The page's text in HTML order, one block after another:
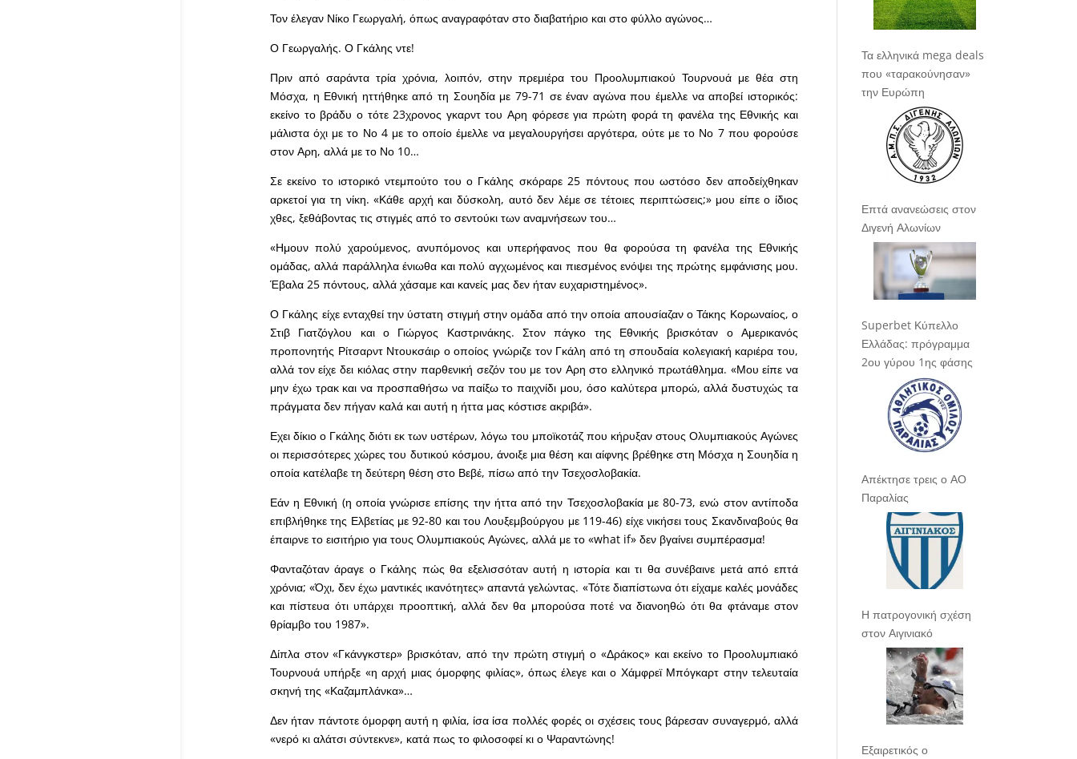
Τον έλεγαν Νίκο Γεωργαλή, όπως αναγραφόταν στο διαβατήριο και στο φύλλο αγώνος…
Ο Γεωργαλής. Ο Γκάλης ντε!
Πριν από σαράντα τρία χρόνια, λοιπόν, στην πρεμιέρα του Προολυμπιακού Τουρνουά με θέα στη
Μόσχα, η Εθνική ηττήθηκε από τη Σουηδία με 79-71 σε έναν αγώνα που έμελλε να αποβεί ιστορικός:
εκείνο το βράδυ ο τότε 23χρονος γκαρντ του Αρη φόρεσε για πρώτη φορά τη φανέλα της Εθνικής και
μάλιστα όχι με το Νο 4 με το οποίο έμελλε να μεγαλουργήσει αργότερα, ούτε με το Νο 7 που φορούσε
στον Αρη, αλλά με το Νο 10…
Σε εκείνο το ιστορικό ντεμπούτο του ο Γκάλης σκόραρε 25 πόντους που ωστόσο δεν αποδείχθηκαν
αρκετοί για τη νίκη. «Κάθε αρχή και δύσκολη, αυτό δεν λέμε σε τέτοιες περιπτώσεις;» μου είπε ο ίδιος
χθες, ξεθάβοντας τις στιγμές από το σεντούκι των αναμνήσεων του…
«Ημουν πολύ χαρούμενος, ανυπόμονος και υπερήφανος που θα φορούσα τη φανέλα της Εθνικής
ομάδας, αλλά παράλληλα ένιωθα και πολύ αγχωμένος και πιεσμένος ενόψει της πρώτης εμφάνισης μου.
Έβαλα 25 πόντους, αλλά χάσαμε και κανείς μας δεν ήταν ευχαριστημένος».
Ο Γκάλης είχε ενταχθεί την ύστατη στιγμή στην ομάδα από την οποία απουσίαζαν ο Τάκης Κορωναίος, ο
Στιβ Γιατζόγλου και ο Γιώργος Καστρινάκης. Στον πάγκο της Εθνικής βρισκόταν ο Αμερικανός
προπονητής Ρίτσαρντ Ντουκσάιρ ο οποίος γνώριζε τον Γκάλη από τη σπουδαία κολεγιακή καριέρα του,
αλλά τον είχε δει κιόλας στην παρθενική σεζόν του με τον Αρη στο ελληνικό πρωτάθλημα. «Μου είπε να
μην έχω τρακ και να προσπαθήσω να παίξω το παιχνίδι μου, όσο καλύτερα μπορώ, αλλά δυστυχώς τα
πράγματα δεν πήγαν καλά και αυτή η ήττα μας κόστισε ακριβά».
Εχει δίκιο ο Γκάλης διότι εκ των υστέρων, λόγω του μποϊκοτάζ που κήρυξαν στους Ολυμπιακούς Αγώνες
οι περισσότερες χώρες του δυτικού κόσμου, άνοιξε μια θέση και αίφνης βρέθηκε στη Μόσχα η Σουηδία η
οποία κατέλαβε τη δεύτερη θέση στο Βεβέ, πίσω από την Τσεχοσλοβακία.
Εάν η Εθνική (η οποία γνώρισε επίσης την ήττα από την Τσεχοσλοβακία με 80-73, ενώ στον αντίποδα
επιβλήθηκε της Ελβετίας με 92-80 και του Λουξεμβούργου με 119-46) είχε νικήσει τους Σκανδιναβούς θα
έπαιρνε το εισιτήριο για τους Ολυμπιακούς Αγώνες, αλλά με το «what if» δεν βγαίνει συμπέρασμα!
Φανταζόταν άραγε ο Γκάλης πώς θα εξελισσόταν αυτή η ιστορία και τι θα συνέβαινε μετά από επτά
χρόνια; «Όχι, δεν έχω μαντικές ικανότητες» απαντά γελώντας. «Τότε διαπίστωνα ότι είχαμε καλές μονάδες
και πίστευα ότι υπάρχει προοπτική, αλλά δεν θα μπορούσα ποτέ να διανοηθώ ότι θα φτάναμε στον
θρίαμβο του 1987».
Δίπλα στον «Γκάνγκστερ» βρισκόταν, από την πρώτη στιγμή ο «Δράκος» και εκείνο το Προολυμπιακό
Τουρνουά υπήρξε «η αρχή μιας όμορφης φιλίας», όπως έλεγε και ο Χάμφρεϊ Μπόγκαρτ στην τελευταία
σκηνή της «Καζαμπλάνκα»…
Δεν ήταν πάντοτε όμορφη αυτή η φιλία, ίσα ίσα πολλές φορές οι σχέσεις τους βάρεσαν συναγερμό, αλλά
«νερό κι αλάτσι σύντεκνε», κατά πως το φιλοσοφεί κι ο Ψαραντώνης!
Τα ελληνικά mega deals
που «ταρακούνησαν»
την Ευρώπη
Επτά ανανεώσεις στον
Διγενή Αλωνίων
Superbet Κύπελλο
Ελλάδας: πρόγραμμα
2ου γύρου 1ης φάσης
Απέκτησε τρεις ο ΑΟ
Παραλίας
Η πατρογονική σχέση
στον Αιγινιακό
Εξαιρετικός ο